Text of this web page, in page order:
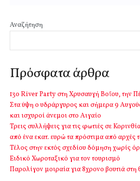
Αναζήτηση
Πρόσφατα άρθρα
13o River Party στη Χρυσαυγή Βοΐου, την
Στα ύψη ο υδράργυρος και σήμερα 9
και ισχυροί άνεμοι στο Αιγαίο
Τρεις συλλήψεις για τις φωτιές σε
από ένα εκατ. ευρώ τα πρόστιμα από αρχές
Τέλος στην εκτός σχεδίου δόμηση χωρίς
Ειδικό Χωροταξικό για τον τουρισμό
Παρολίγον μοιραία για 8χρονο βουτιά